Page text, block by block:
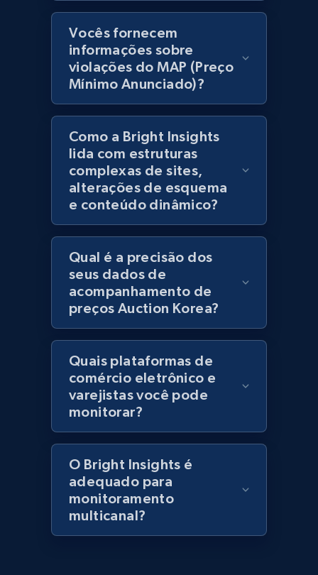
Lowes.com
URL, Domain, Marketplace pn, Sku, Other pn,
Model number, Gtin ean pn, Product name, and
991+ 162+
Lowes.com - Gather data on products using
specified keywords
URL, Domain, Marketplace pn, Sku, Other pn,
Model number, Gtin ean pn, Product name, and
more.
991+ 162+ Comece agora
Lowes.com - Collect records by category
URL, Domain, Marketplace pn, Sku, Other pn,
Model number, Gtin ean pn, Product name, and
991+ 162+
Vocês fornecem
informações sobre
violações do MAP (Preço
Mínimo Anunciado)?
Como a Bright Insights
lida com estruturas
complexas de sites,
alterações de esquema
e conteúdo dinâmico?
Qual é a precisão dos
seus dados de
acompanhamento de
preços Auction Korea?
Quais plataformas de
comércio eletrônico e
varejistas você pode
monitorar?
O Bright Insights é
adequado para
monitoramento
multicanal?